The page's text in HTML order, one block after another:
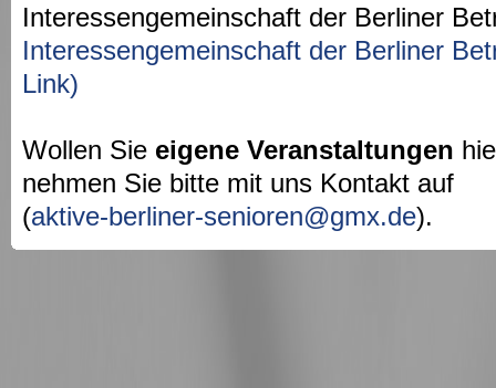
Interessengemeinschaft der Berliner
Interessengemeinschaft der Berliner
Link)
Wollen Sie eigene Veranstaltungen
nehmen Sie bitte mit uns Kontakt auf
(aktive-berliner-senioren@gmx.de).